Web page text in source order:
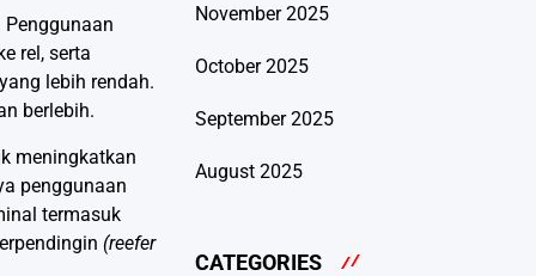
rel, serta
lebih rendah.
berlebih.
meningkatkan
penggunaan
termasuk
(reefer
November 2025
October 2025
September 2025
August 2025
CATEGORIES